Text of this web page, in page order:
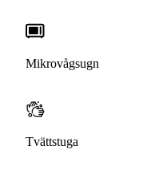
Mikrovågsugn
Tvättstuga